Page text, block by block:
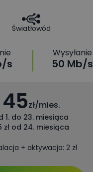
Światłowód
s
Wysyłanie
50 Mb/s
45zł/mies.
1. do 23. miesiąca
zł od 24. miesiąca
+ aktywacja: 2 zł